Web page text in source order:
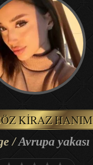
KIRAZ HANIM
/Avrupa yakası